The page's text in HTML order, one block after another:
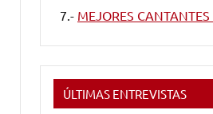
7.- MEJORES
ÚLTIMAS ENTREVISTAS